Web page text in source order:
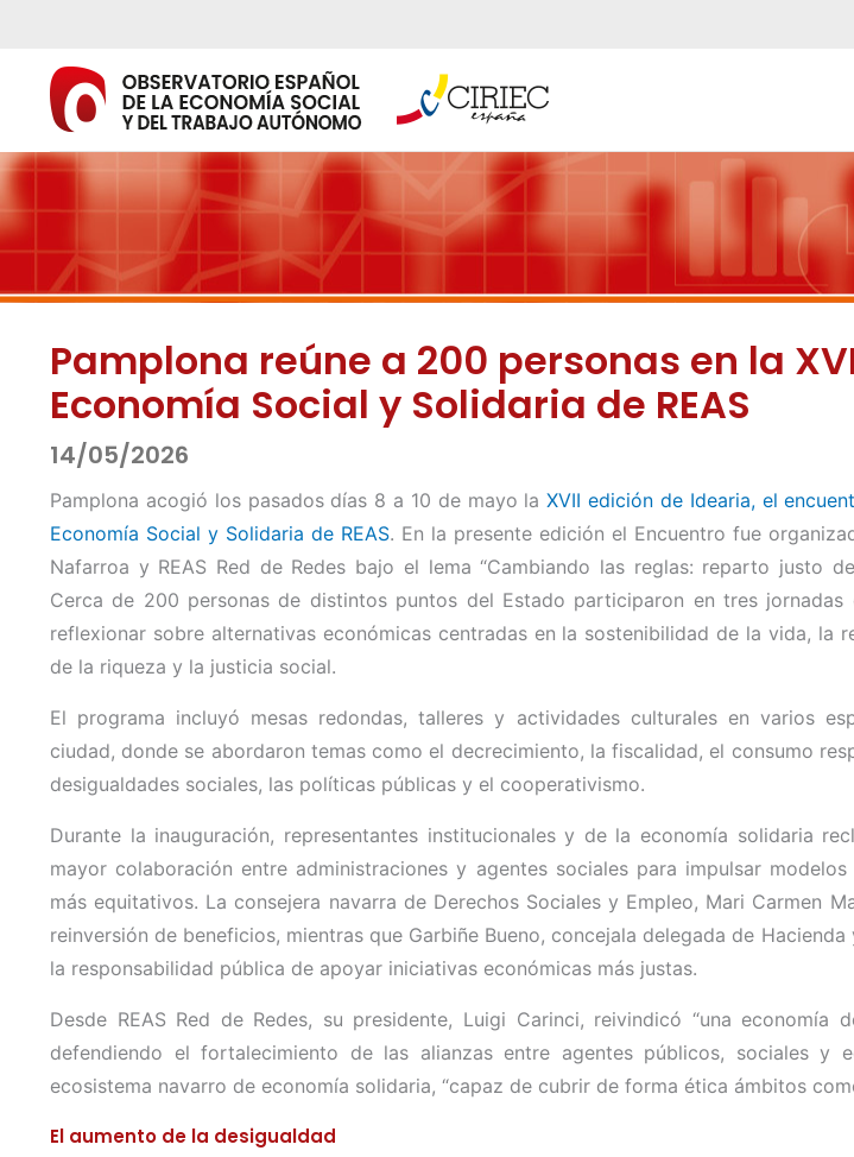
contenido
Pamplona reúne a 200 personas en la
Economía Social y Solidaria de REAS
14/05/2026
Pamplona acogió los pasados días 8 a 10 de mayo laXVII edición de Idearia, el
Economía Social y Solidaria de REAS. En la presente edición el Encuentro fue
Nafarroa y REAS Red de Redes bajo el lema “Cambiando las reglas: reparto justo
Cerca de 200 personas de distintos puntos del Estado participaron en tres jornadas
reflexionar sobre alternativas económicas centradas en la sostenibilidad de la vida, la
de la riqueza y la justicia social.
El programa incluyó mesas redondas, talleres y actividades culturales en varios
ciudad, donde se abordaron temas como el decrecimiento, la fiscalidad, el consumo
desigualdades sociales, las políticas públicas y el cooperativismo.
Durante la inauguración, representantes institucionales y de la economía solidaria
mayor colaboración entre administraciones y agentes sociales para impulsar modelos
más equitativos. La consejera navarra de Derechos Sociales y Empleo, Mari Carmen
reinversión de beneficios, mientras que Garbiñe Bueno, concejala delegada de
la responsabilidad pública de apoyar iniciativas económicas más justas.
Desde REAS Red de Redes, su presidente, Luigi Carinci, reivindicó “una
defendiendo el fortalecimiento de las alianzas entre agentes públicos, sociales y
ecosistema navarro de economía solidaria, “capaz de cubrir de forma ética ámbitos
El aumento de la desigualdad